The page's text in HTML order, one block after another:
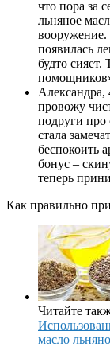
что пора за
льняное
вооружение.
появилась
будто
Александра,
провожу
подруги про
стала
беспокоить
бонус –
теперь
Как правильно
Читайте
масло